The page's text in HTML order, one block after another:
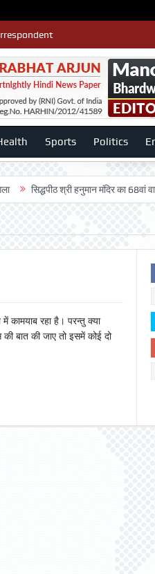
Sports Politics
श्री हनुमान मंदिर का 68वां
कामयाब रहा है। परन्तु क्या
बात की जाए तो इसमें कोई दो